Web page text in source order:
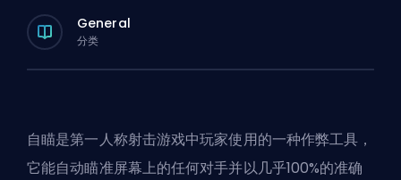
General
分类
自瞄是第一人称射击游戏中玩家使用的一种作弊工具，
它能自动瞄准屏幕上的任何对手并以几乎100%的准确